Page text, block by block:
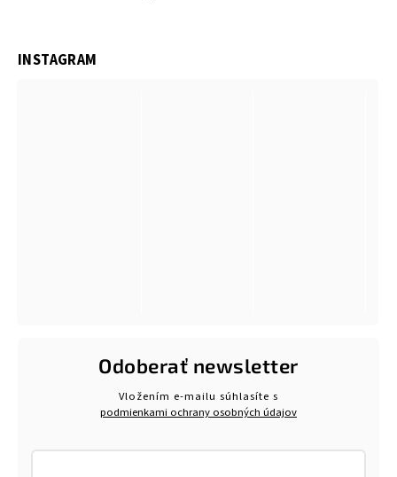
INSTAGRAM
Odoberať newsletter
Vložením e-mailu súhlasíte s
podmienkami ochrany osobných údajov